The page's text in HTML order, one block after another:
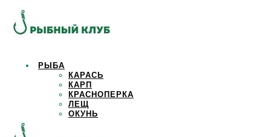
РЫБА
КАРАСЬ
КАРП
КРАСНОПЕРКА
ЛЕЩ
ОКУНЬ